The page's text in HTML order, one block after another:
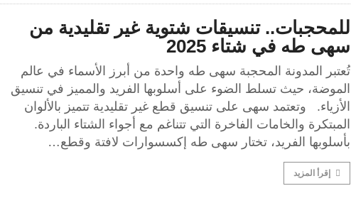
للمحجبات.. تنسيقات شتوية غير تقليدية من
سهى طه في شتاء 2025
تُعتبر المدونة المحجبة سهى طه واحدة من أبرز الأسماء في عالم
الموضة، حيث تسلط الضوء على أسلوبها الفريد والمميز في تنسيق
الأزياء. وتعتمد سهى على تنسيق قطع غير تقليدية تتميز بالألوان
المبتكرة والخامات الفاخرة التي تتناغم مع أجواء الشتاء الباردة.
بأسلوبها الفريد، تختار سهى طه إكسسوارات لافتة وقطع…
إقرأ المزيد